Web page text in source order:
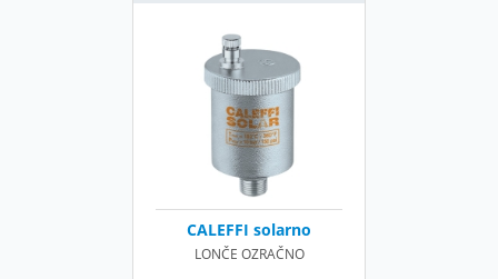
CALEFFI solarno
LONČE OZRAČNO